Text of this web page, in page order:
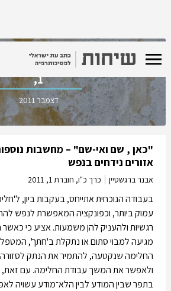
כרך כ"ו, חוברת
1,
דצמבר 2011
"כאן , שם ואי-שם" – מחשבות
אזורים נידחים בנפש
אבנר ברגשטיין כרך כ"ו, חוברת 1, 2011
בעבודה הנוכחית אתייחס, בעקבות ביון,
עמוק ביותר, וכפונקציה המאפשרת לנפש
רגשיות ולהעניק להן משמעות. אציע כי
מגיעה למבוי סתום או נתקלת ב'חתך',
החלימה שנקטעה, להתמיר את הנתק
ולאפשר את המשך עבודת החלימה. עם זאת,
בתפר שבין המודע לבין הלא־מודע עשויה